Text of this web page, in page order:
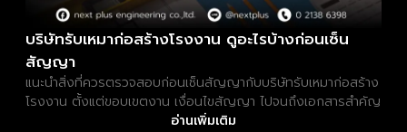
บริษัทรับเหมาก่อสร้างโรงงาน ดูอะไรบ้างก่อนเซ็น
สัญญา
แนะนำสิ่งที่ควรตรวจสอบก่อนเซ็นสัญญากับบริษัทรับเหมาก่อสร้าง
โรงงาน ตั้งแต่ขอบเขตงาน เงื่อนไขสัญญา ไปจนถึงเอกสารสำคัญ
อ่านเพิ่มเติม